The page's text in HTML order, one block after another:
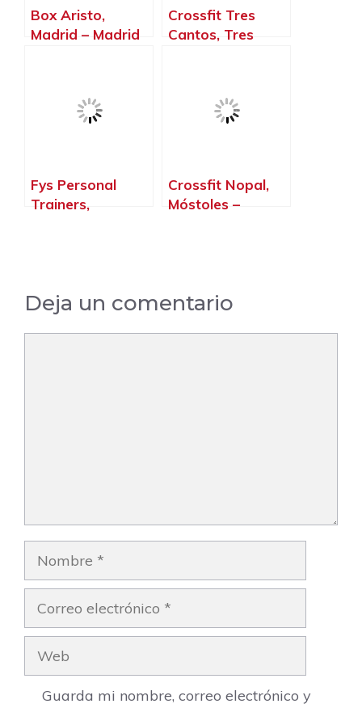
Box Aristo,
Madrid – Madrid
Crossfit Tres
Cantos, Tres
Fys Personal
Trainers,
Crossfit Nopal,
Móstoles –
Deja un comentario
Nombre
Correo
electrónico
Web
Guarda mi nombre, correo electrónico y